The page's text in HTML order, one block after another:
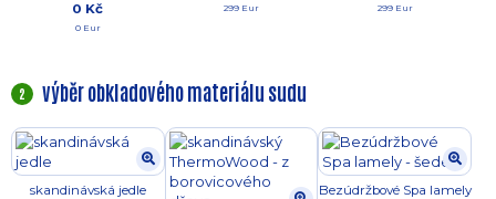
0 Kč
0 Eur
299 Eur 299 Eur
2 výběr obkladového materiálu sudu
skandinávská jedle
Bezúdržbové Spa lamely